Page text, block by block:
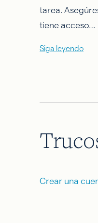
tarea.
tiene acceso…
Siga leyendo
Crear una